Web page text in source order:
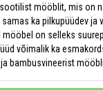
mööblit, mis on
ka pilkupüüdev ja
on selleks
võimalik ka
bambusvineerist